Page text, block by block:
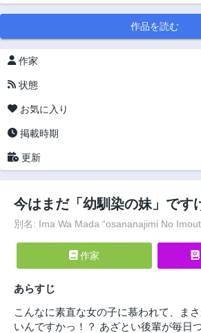
作品を読む
作家
状態
お気に入り
掲載時期
更新
今はまだ「幼馴染の妹」です
別名: Ima Wa Mada “osananajimi No
作家
あらすじ
こんなに素直な女の子に慕われて、ま
いんですかっ！？ あざとい後輩が毎日